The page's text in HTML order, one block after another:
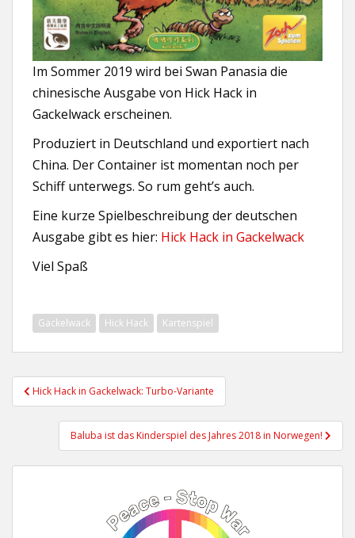
Im Sommer 2019 wird bei Swan Panasia die
chinesische Ausgabe von Hick Hack in
Gackelwack erscheinen.
Produziert in Deutschland und exportiert nach
China. Der Container ist momentan noch per
Schiff unterwegs. So rum geht’s auch.
Eine kurze Spielbeschreibung der deutschen
Ausgabe gibt es hier: Hick Hack in Gackelwack
Viel Spaß
Gackelwack Hick Hack Kartenspiel
Beitragsnavigation
Hick Hack in Gackelwack: Turbo-Variante
Baluba ist das Kinderspiel des Jahres 2018 in Norwegen!